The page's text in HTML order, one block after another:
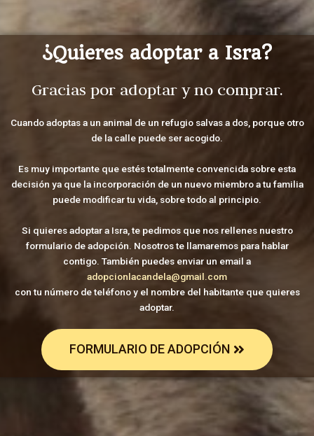
¿Quieres adoptar a Isra?
Gracias por adoptar y no comprar.
Cuando adoptas a un animal de un refugio salvas a dos, porque otro
de la calle puede ser acogido.
Es muy importante que estés totalmente convencida sobre esta
decisión ya que la incorporación de un nuevo miembro a tu familia
puede modificar tu vida, sobre todo al principio.
Si quieres adoptar a Isra, te pedimos que nos rellenes nuestro
formulario de adopción. Nosotros te llamaremos para hablar
contigo. También puedes enviar un email a
adopcionlacandela@gmail.com
con tu número de teléfono y el nombre del habitante que quieres
adoptar.
FORMULARIO DE ADOPCIÓN